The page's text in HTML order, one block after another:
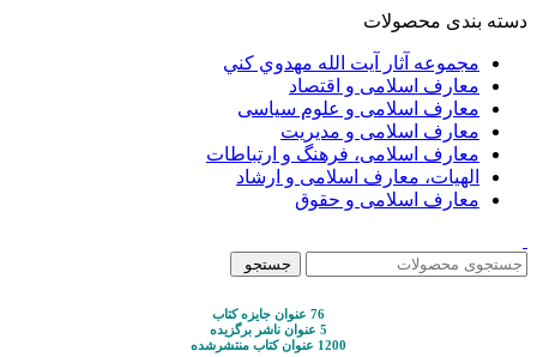
دسته بندی محصولات
مجموعه آثار آيت الله مهدوي كني
معارف اسلامی و اقتصاد
معارف اسلامی و علوم سیاسی
معارف اسلامی و مدیریت
معارف اسلامی، فرهنگ و ارتباطات
الهیات، معارف اسلامی و ارشاد
معارف اسلامی و حقوق
جستجو
76 عنوان جایزه کتاب
5 عنوان ناشر برگزیده
1200 عنوان کتاب منتشرشده